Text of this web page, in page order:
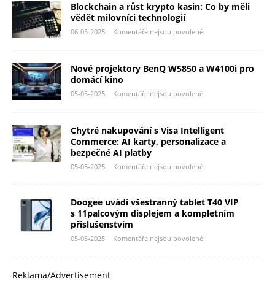
Blockchain a růst krypto kasin: Co by měli
vědět milovníci technologií
06-05-2025 Komentáře nejsou povolené
Nové projektory BenQ W5850 a W4100i pro
domácí kino
05-05-2025 Komentáře nejsou povolené
Chytré nakupování s Visa Intelligent
Commerce: AI karty, personalizace a
bezpečné AI platby
05-05-2025 Komentáře nejsou povolené
Doogee uvádí všestranný tablet T40 VIP
s 11palcovým displejem a kompletním
příslušenstvím
05-05-2025 Komentáře nejsou povolené
Reklama/Advertisement